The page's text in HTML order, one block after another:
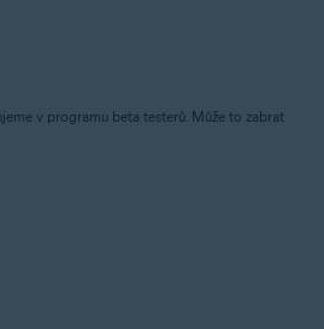
v programu beta testerů. Může to zabrat